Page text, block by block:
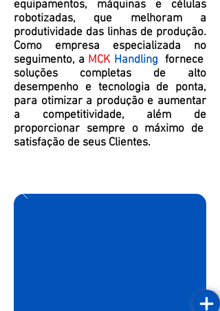
equipamentos, máquinas e células
robotizadas, que melhoram a
produtividade das linhas de produção.
Como empresa especializada no
seguimento, a MCK Handling fornece
soluções completas de alto
desempenho e tecnologia de ponta,
para otimizar a produção e aumentar
a competitividade, além de
proporcionar sempre o máximo de
satisfação de seus Clientes.